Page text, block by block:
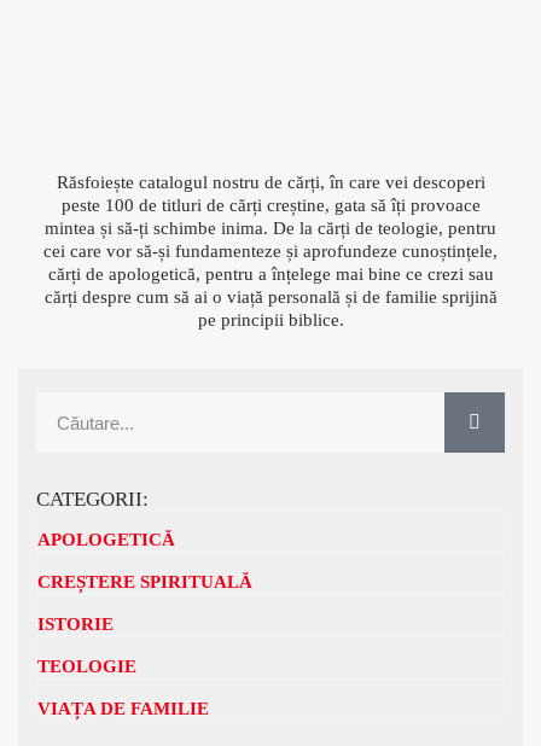
Răsfoiește catalogul nostru de cărți, în care vei descoperi
peste 100 de titluri de cărți creștine, gata să îți provoace
mintea și să-ți schimbe inima. De la cărți de teologie, pentru
cei care vor să-și fundamenteze și aprofundeze cunoștințele,
cărți de apologetică, pentru a înțelege mai bine ce crezi sau
cărți despre cum să ai o viață personală și de familie sprijină
pe principii biblice.
CATEGORII:
APOLOGETICĂ
CREȘTERE SPIRITUALĂ
ISTORIE
TEOLOGIE
VIAȚA DE FAMILIE